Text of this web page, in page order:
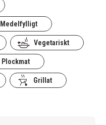
Medelfylligt
Vegetariskt
Plockmat
Grillat